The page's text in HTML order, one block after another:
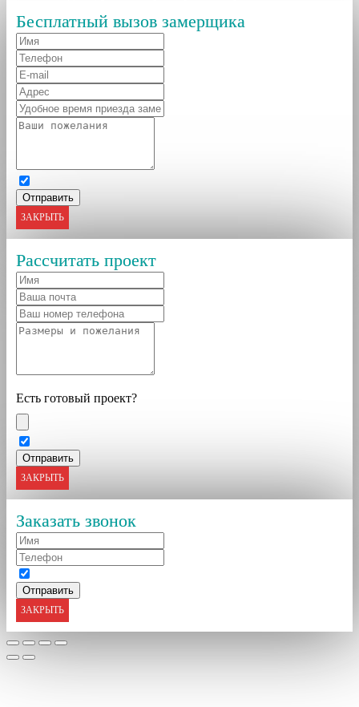
Бесплатный вызов замерщика
ЗАКРЫТЬ
Рассчитать проект
Есть готовый проект?
ЗАКРЫТЬ
Заказать звонок
ЗАКРЫТЬ